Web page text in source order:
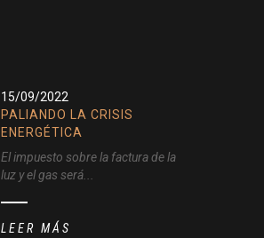
15/09/2022
PALIANDO LA CRISIS
ENERGÉTICA
El impuesto sobre la factura de la
luz y el gas será...
LEER MÁS